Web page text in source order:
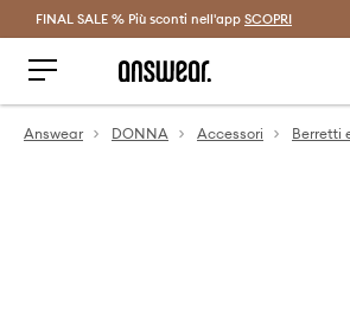
Risparmia con Answear Club >
FINAL SALE % Più sconti nell'app SCOPRI
Answear DONNA Accessori Berretti